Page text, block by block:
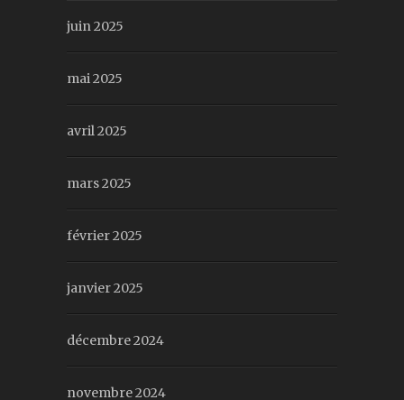
juin 2025
mai 2025
avril 2025
mars 2025
février 2025
janvier 2025
décembre 2024
novembre 2024